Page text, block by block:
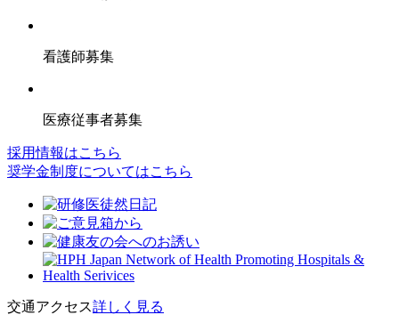
看護師募集
医療従事者募集
採用情報はこちら
奨学金制度についてはこちら
交通アクセス詳しく見る